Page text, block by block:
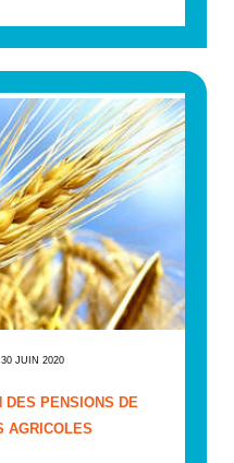
JUIN 2020
DES PENSIONS DE
AGRICOLES